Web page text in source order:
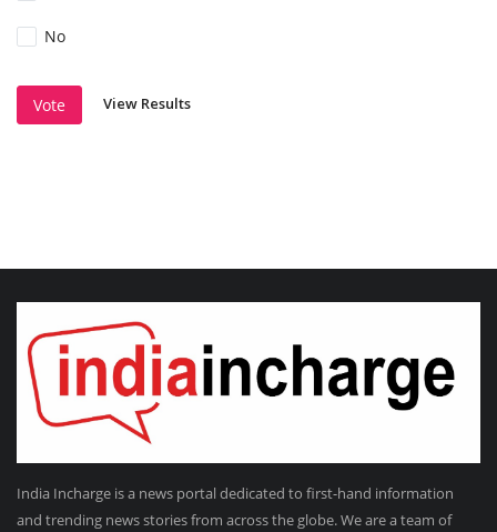
No
Vote View Results
India Incharge is a news portal dedicated to first-hand information
and trending news stories from across the globe. We are a team of